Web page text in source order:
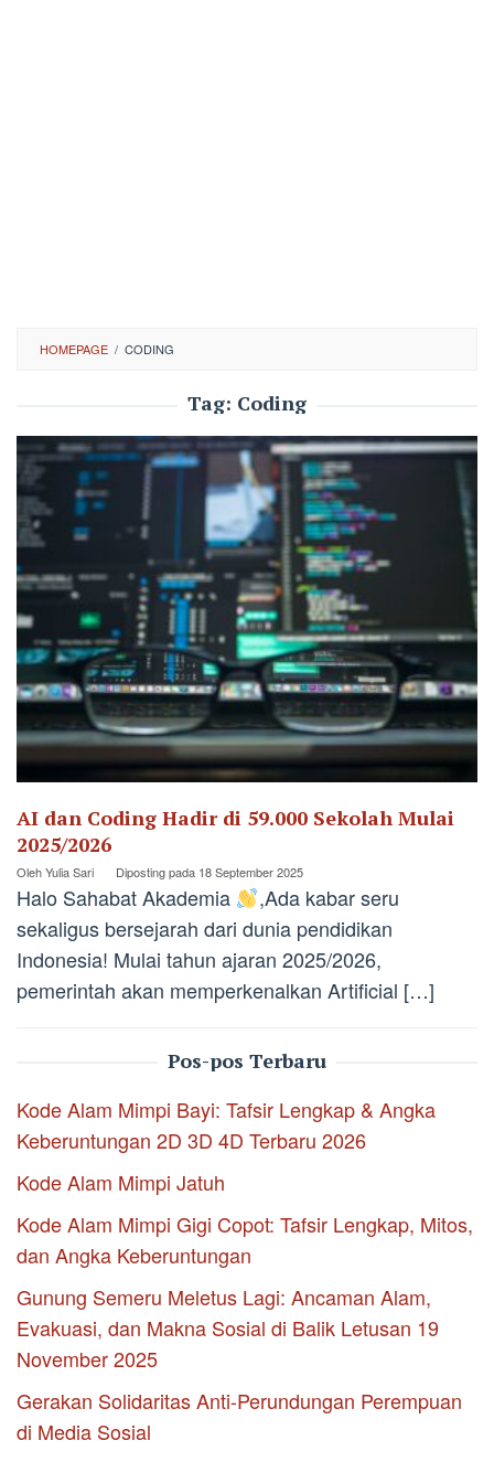
HOMEPAGE / CODING
Tag: Coding
AI dan Coding Hadir di 59.000 Sekolah Mulai
2025/2026
OlehYulia Sari Diposting pada 18 September 2025
Halo Sahabat Akademia
,Ada kabar seru
sekaligus bersejarah dari dunia pendidikan
Indonesia! Mulai tahun ajaran 2025/2026,
pemerintah akan memperkenalkan Artificial […]
Pos-pos Terbaru
Kode Alam Mimpi Bayi: Tafsir Lengkap & Angka
Keberuntungan 2D 3D 4D Terbaru 2026
Kode Alam Mimpi Jatuh
Kode Alam Mimpi Gigi Copot: Tafsir Lengkap, Mitos,
dan Angka Keberuntungan
Gunung Semeru Meletus Lagi: Ancaman Alam,
Evakuasi, dan Makna Sosial di Balik Letusan 19
November 2025
Gerakan Solidaritas Anti-Perundungan Perempuan
di Media Sosial